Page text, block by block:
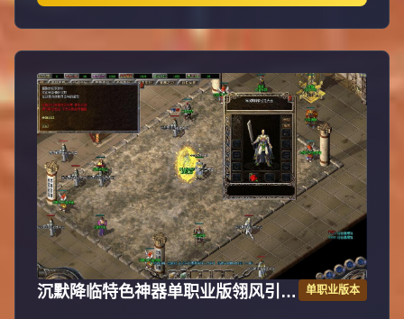
·坐骑系统（满级坐骑倍攻+20%、爆率+40%、伤害+20%，
9级带传送，灵魂宝石与元宝靠打怪）、强力元素·称号系统
以及泰亚史诗特色玩法（幸运最高12激活刀刀最高攻击，武
器准确+30，前100级经验卷打怪，后120级埋没之城副本，
青铜赞助以上可紫装鉴定）。长期玩法耐玩，助玩家在神魔
战场脱颖而出。
沉默降临特色神器单职业版翎风引擎
单职业版本